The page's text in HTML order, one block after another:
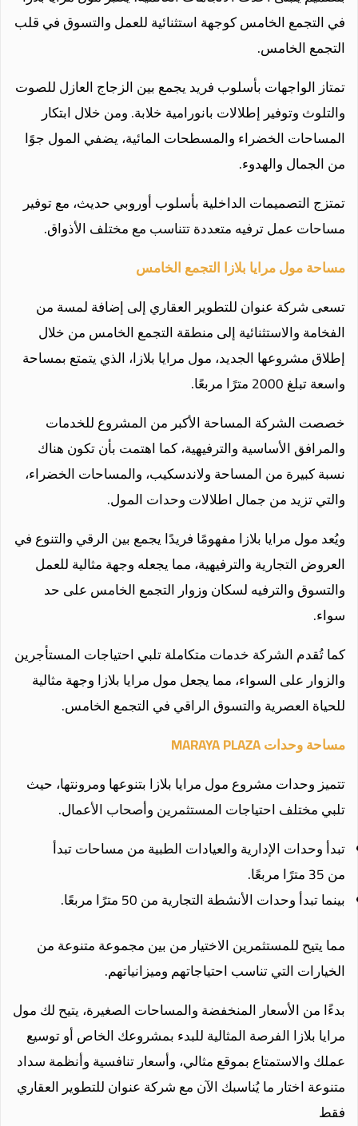
في التجمع الخامس كوجهة استثنائية للعمل والتسوق في قلب
التجمع الخامس.
تمتاز الواجهات بأسلوب فريد يجمع بين الزجاج العازل للصوت
والتلوث وتوفير إطلالات بانورامية خلابة. ومن خلال ابتكار
المساحات الخضراء والمسطحات المائية، يضفي المول جوًا
من الجمال والهدوء.
تمتزج التصميمات الداخلية بأسلوب أوروبي حديث، مع توفير
مساحات عمل ترفيه متعددة تتناسب مع مختلف الأذواق.
مساحة مول مرايا بلازا التجمع الخامس
تسعى شركة عنوان للتطوير العقاري إلى إضافة لمسة من
الفخامة والاستثنائية إلى منطقة التجمع الخامس من خلال
إطلاق مشروعها الجديد، مول مرايا بلازا، الذي يتمتع بمساحة
واسعة تبلغ 2000 مترًا مربعًا.
خصصت الشركة المساحة الأكبر من المشروع للخدمات
والمرافق الأساسية والترفيهية، كما اهتمت بأن تكون هناك
نسبة كبيرة من المساحة ولاندسكيب، والمساحات الخضراء،
والتي تزيد من جمال اطلالات وحدات المول.
ويُعد مول مرايا بلازا مفهومًا فريدًا يجمع بين الرقي والتنوع في
العروض التجارية والترفيهية، مما يجعله وجهة مثالية للعمل
والتسوق والترفيه لسكان وزوار التجمع الخامس على حد
سواء.
كما تُقدم الشركة خدمات متكاملة تلبي احتياجات المستأجرين
والزوار على السواء، مما يجعل مول مرايا بلازا وجهة مثالية
للحياة العصرية والتسوق الراقي في التجمع الخامس.
مساحة وحدات MARAYA PLAZA
تتميز وحدات مشروع مول مرايا بلازا بتنوعها ومرونتها، حيث
تلبي مختلف احتياجات المستثمرين وأصحاب الأعمال.
تبدأ وحدات الإدارية والعيادات الطبية من مساحات تبدأ
من 35 مترًا مربعًا.
بينما تبدأ وحدات الأنشطة التجارية من 50 مترًا مربعًا.
مما يتيح للمستثمرين الاختيار من بين مجموعة متنوعة من
الخيارات التي تناسب احتياجاتهم وميزانياتهم.
بدءًا من الأسعار المنخفضة والمساحات الصغيرة، يتيح لك مول
مرايا بلازا الفرصة المثالية للبدء بمشروعك الخاص أو توسيع
عملك والاستمتاع بموقع مثالي، وأسعار تنافسية وأنظمة سداد
متنوعة اختار ما يُناسبك الآن مع شركة عنوان للتطوير العقاري
فقط